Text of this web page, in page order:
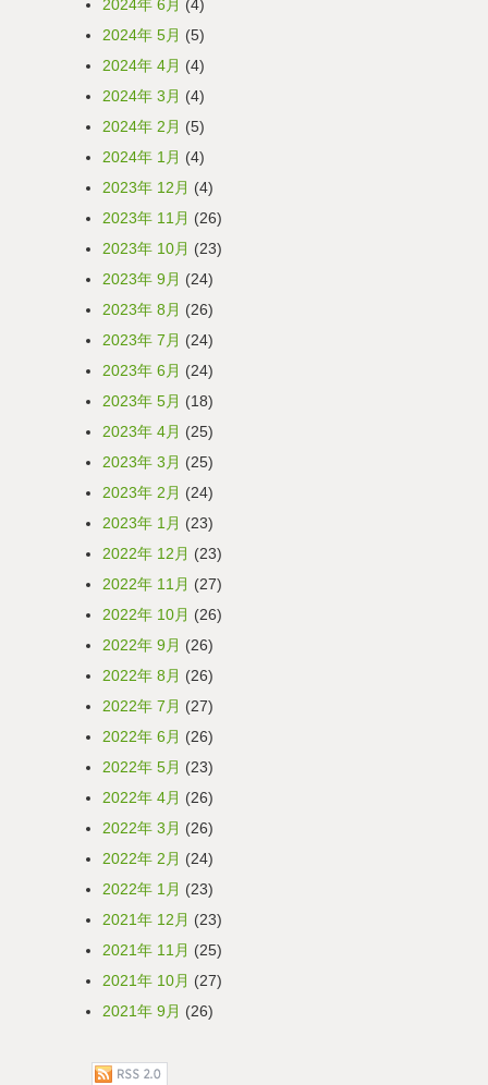
2024年 6月 (4)
2024年 5月 (5)
2024年 4月 (4)
2024年 3月 (4)
2024年 2月 (5)
2024年 1月 (4)
2023年 12月 (4)
2023年 11月 (26)
2023年 10月 (23)
2023年 9月 (24)
2023年 8月 (26)
2023年 7月 (24)
2023年 6月 (24)
2023年 5月 (18)
2023年 4月 (25)
2023年 3月 (25)
2023年 2月 (24)
2023年 1月 (23)
2022年 12月 (23)
2022年 11月 (27)
2022年 10月 (26)
2022年 9月 (26)
2022年 8月 (26)
2022年 7月 (27)
2022年 6月 (26)
2022年 5月 (23)
2022年 4月 (26)
2022年 3月 (26)
2022年 2月 (24)
2022年 1月 (23)
2021年 12月 (23)
2021年 11月 (25)
2021年 10月 (27)
2021年 9月 (26)